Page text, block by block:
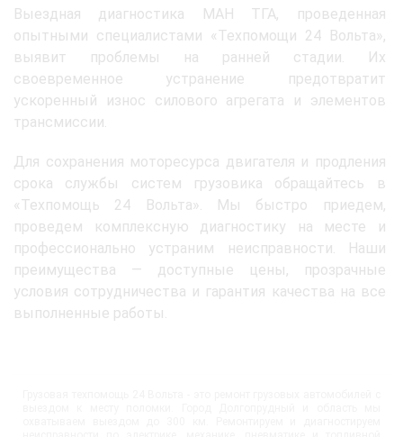
Выездная диагностика МАН ТГА, проведенная
опытными специалистами «Техпомощи 24 Вольта»,
выявит проблемы на ранней стадии. Их
своевременное устранение предотвратит
ускоренный износ силового агрегата и элементов
трансмиссии.
Для сохранения моторесурса двигателя и продления
срока службы систем грузовика обращайтесь в
«Техпомощь 24 Вольта». Мы быстро приедем,
проведем комплексную диагностику на месте и
профессионально устраним неисправности. Наши
преимущества — доступные цены, прозрачные
условия сотрудничества и гарантия качества на все
выполненные работы.